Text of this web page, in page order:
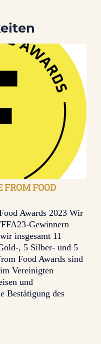
FROM FOOD
Awards 2023 Wir
Gewinnern
insgesamt 11
, 5 Silber- und 5
Food Awards sind
Vereinigten
und
Bestätigung des